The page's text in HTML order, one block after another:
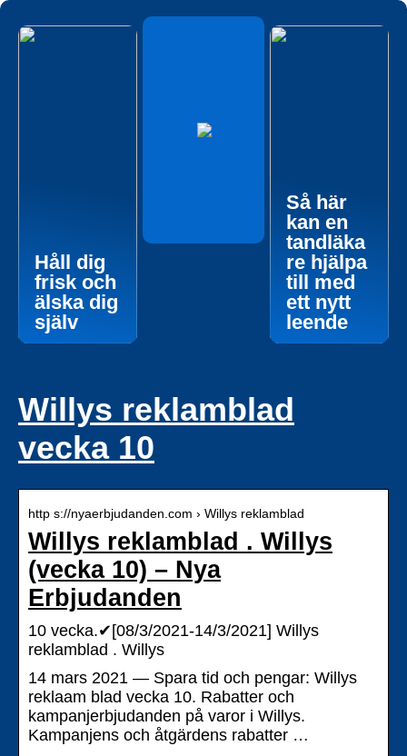
Håll dig
frisk och
älska dig
själv
Så här
kan en
tandläka
re hjälpa
till med
ett nytt
leende
Willys reklamblad
vecka 10
http s://nyaerbjudanden.com › Willys reklamblad
Willys reklamblad . Willys
(vecka 10) – Nya
Erbjudanden
10 vecka.✔[08/3/2021-14/3/2021] Willys
reklamblad . Willys
14 mars 2021 — Spara tid och pengar: Willys
reklaam blad vecka 10. Rabatter och
kampanjerbjudanden på varor i Willys.
Kampanjens och åtgärdens rabatter …